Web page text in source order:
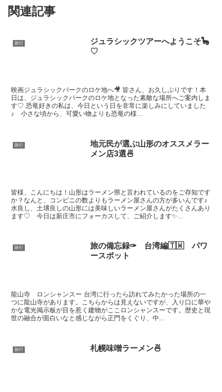
関連記事
旅行
ジュラシックツアーへようこそ🦕
♡
映画ジュラシックパークのロケ地へ🎥 皆さん、お久しぶりです！本
日は、ジュラシックパークのロケ地となった素敵な場所へご案内しま
す♡ 恐竜好きの私は、今日という日を非常に楽しみにしていました
♪ 小さな頃から、可愛い物よりも恐竜の様...
旅行
地元民が選ぶ山形のオススメラー
メン店3選🍜
皆様、こんにちは！山形はラーメン県と言われているのをご存知です
か？なんと、コンビニの数よりもラーメン屋さんの方が多いんです♪
水良し、土壌良しの山形には美味しいラーメン屋さんがたくさんあり
ます♡ 今日は新庄市にフォーカスして、ご紹介します✨...
旅行
旅の備忘録✑ 台湾編🇹🇼 パワ
ースポット
龍山寺 ロンシャンスー 台湾に行ったら訪れてみたかった場所の一
つに龍山寺があります。こちらからは見えないですが、入り口に華や
かな電光掲示板が目を惹く建物がここロンシャンスーです。歴史と現
世の融合が面白いなと感じながら正門をくぐり、中...
旅行 札幌味噌ラーメン🍜